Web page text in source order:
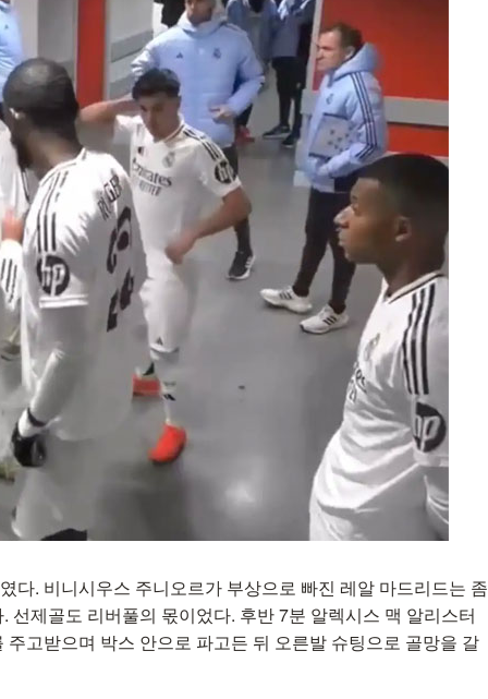
다. 비니시우스 주니오르가 부상으로 빠진 레알 마드리드는 좀
선제골도 리버풀의 몫이었다. 후반 7분 알렉시스 맥 알리스터
고받으며 박스 안으로 파고든 뒤 오른발 슈팅으로 골망을 갈